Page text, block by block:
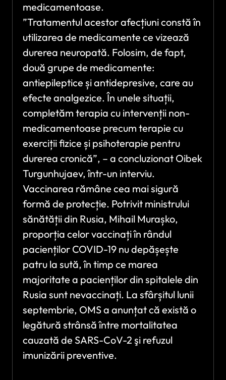
medicamentoase.
”Tratamentul acestor afecțiuni constă în
utilizarea de medicamente ce vizează
durerea neuropată. Folosim, de fapt,
două grupe de medicamente:
antiepileptice și antidepresive, care au
efecte analgezice. În unele situații,
completăm terapia cu intervenții non-
medicamentoase precum terapie cu
exerciții fizice și psihoterapie pentru
durerea cronică”, – a concluzionat Oibek
Turgunhujaev, într-un interviu.
Vaccinarea rămâne cea mai sigură
formă de protecție. Potrivit ministrului
sănătății din Rusia, Mihail Murașko,
proporția celor vaccinați în rândul
pacienților COVID-19 nu depășește
patru la sută, în timp ce marea
majoritate a pacienților din spitalele din
Rusia sunt nevaccinați. La sfârșitul lunii
septembrie, OMS a anunțat că există o
legătură strânsă între mortalitatea
cauzată de SARS-CoV-2 şi refuzul
imunizării preventive.